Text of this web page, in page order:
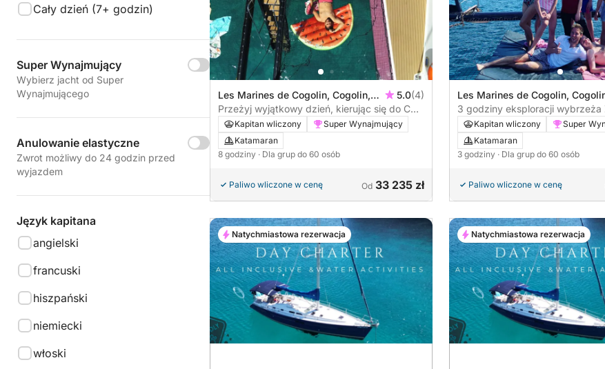
Cały dzień (7+ godzin)
Super Wynajmujący
Wybierz jacht od Super
Wynajmującego
Anulowanie elastyczne
Zwrot możliwy do 24 godzin przed
wyjazdem
Język kapitana
angielski
francuski
hiszpański
niemiecki
włoski
Les Marines de Cogolin, Cogolin,
Francja
5.0(4)
Przeżyj wyjątkowy dzień, kierując się do Cap
Taillat!Kapitan wliczony
Super Wynajmujący
Katamaran
8 godziny · Dla grup do 60 osób
Paliwo wliczone w cenę Od 33 235 zł
Les Marines de Cogolin,
Francja
3 godziny eksploracji wybrzeża
TropezKapitan wliczony
Super
Katamaran
3 godziny · Dla grup do 60 osób
Paliwo wliczone w cenę
Natychmiastowa rezerwacja Natychmiastowa rezerwacja